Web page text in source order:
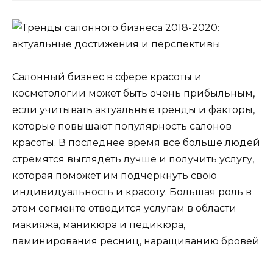
Салонный бизнес в сфере красоты и
косметологии может быть очень прибыльным,
если учитывать актуальные тренды и факторы,
которые повышают популярность салонов
красоты. В последнее время все больше людей
стремятся выглядеть лучше и получить услугу,
которая поможет им подчеркнуть свою
индивидуальность и красоту. Большая роль в
этом сегменте отводится услугам в области
макияжа, маникюра и педикюра,
ламинирования ресниц, наращиванию бровей